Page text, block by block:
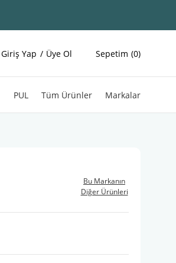
Giriş Yap Üye Ol Sepetim 0
PUL Tüm Ürünler Markalar
Bu Markanın
Diğer Ürünleri